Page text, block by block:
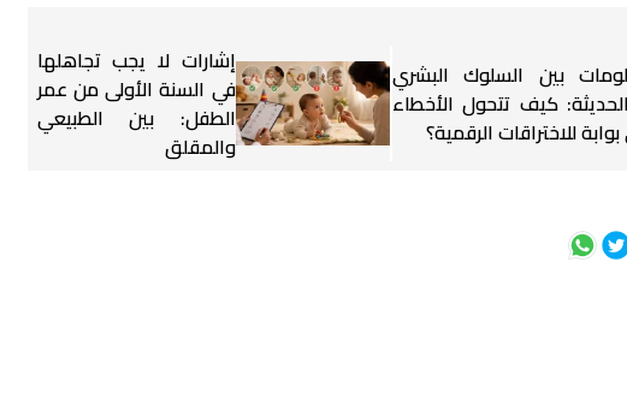
بين السلوك البشري
كيف تتحول الأخطاء
للاختراقات الرقمية؟
إشارات لا يجب تجاهلها
في السنة الأولى من عمر
الطفل: بين الطبيعي
والمقلق